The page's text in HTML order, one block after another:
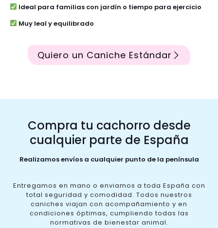
Ideal para familias con jardín o tiempo para ejercicio
Muy leal y equilibrado
Quiero un Caniche Estándar
Compra tu cachorro desde
cualquier parte de España
Realizamos envíos a cualquier punto de la península
Entregamos en mano o enviamos a toda España con
total seguridad y comodidad. Todos nuestros
caniches viajan con acompañamiento y en
condiciones óptimas, cumpliendo todas las
normativas de bienestar animal.